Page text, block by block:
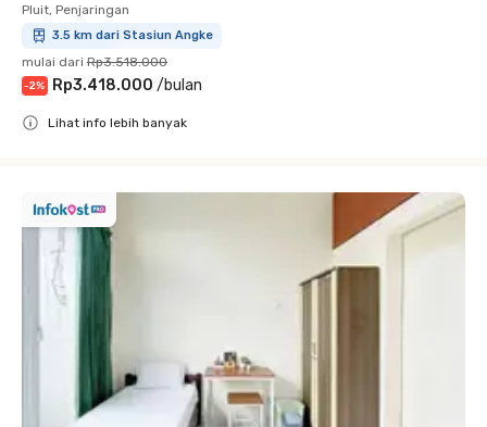
Pluit, Penjaringan
3.5 km dari Stasiun Angke
mulai dari Rp3.518.000
-2% Rp3.418.000 /bulan
Lihat info lebih banyak